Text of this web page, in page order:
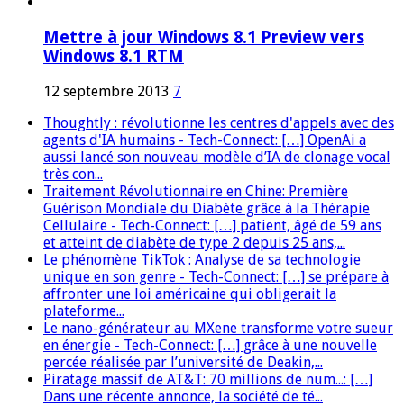
Mettre à jour Windows 8.1 Preview vers
Windows 8.1 RTM
12 septembre 2013 7
Thoughtly : révolutionne les centres d'appels avec des
agents d'IA humains - Tech-Connect: […] OpenAi a
aussi lancé son nouveau modèle d’IA de clonage vocal
très con...
Traitement Révolutionnaire en Chine: Première
Guérison Mondiale du Diabète grâce à la Thérapie
Cellulaire - Tech-Connect: […] patient, âgé de 59 ans
et atteint de diabète de type 2 depuis 25 ans,...
Le phénomène TikTok : Analyse de sa technologie
unique en son genre - Tech-Connect: […] se prépare à
affronter une loi américaine qui obligerait la
plateforme...
Le nano-générateur au MXene transforme votre sueur
en énergie - Tech-Connect: […] grâce à une nouvelle
percée réalisée par l’université de Deakin,...
Piratage massif de AT&T: 70 millions de num...: […]
Dans une récente annonce, la société de té...